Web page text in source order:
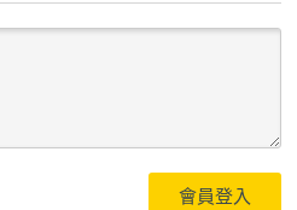
會員登入